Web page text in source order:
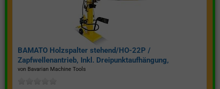
BAMATO Holzspalter stehend/HO-22P /
Zapfwellenantrieb, Inkl. Dreipunktaufhängung,
Spaltkraft 22 Tonnen*
von Bavarian Machine Tools